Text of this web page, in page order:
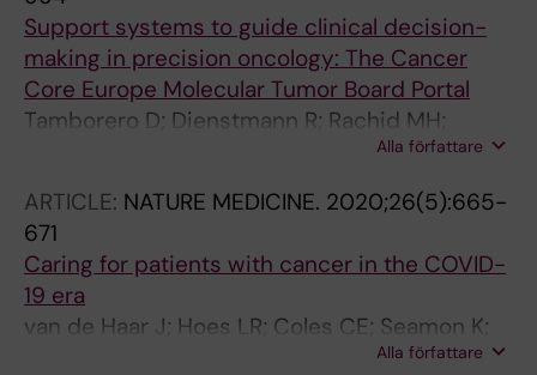
Support systems to guide clinical decision-
making in precision oncology: The Cancer
Core Europe Molecular Tumor Board Portal
Tamborero D; Dienstmann R; Rachid MH;
Boekel J; Baird R; Brana I; De Petris L; Yachnin
J; Massard C; Opdam FL; Schlenk R; Vernieri C;
Garralda E; Masucci M; Villalobos X; Chavarria
E; Calvo F; Frohling S; Eggermont A; Apolone G;
Voest EE; Caldas C; Tabernero J; Ernberg I;
Rodon J; Lehtio J
Alla författare
ARTICLE: NATURE MEDICINE. 2020;26(5):665-
671
Caring for patients with cancer in the COVID-
19 era
van de Haar J; Hoes LR; Coles CE; Seamon K;
Frohling S; Jager D; Valenza F; de Braud F; De
Alla författare